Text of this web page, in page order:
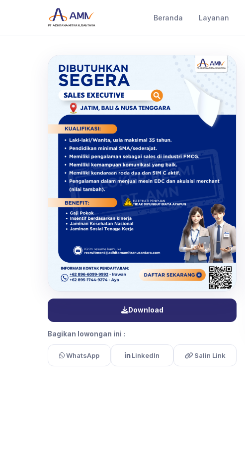
Beranda Layanan
Download
Bagikan lowongan ini :
WhatsApp LinkedIn Salin Link